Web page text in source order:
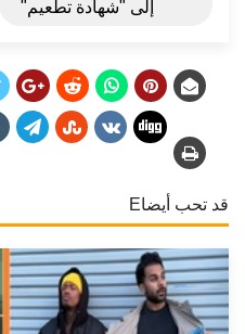
إلى "شهادة تطعيم"
قد تحب أيضاE